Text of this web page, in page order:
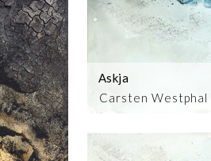
Carsten Westphal
Askja